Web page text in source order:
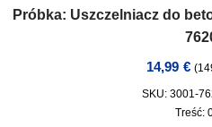
Próbka: Uszczelniacz do
14,99 € (
SKU: 3001-
Treść: